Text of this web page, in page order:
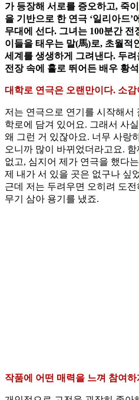
가 등장해 서로를 증오하고, 죽
을 기반으로 한 연극 ‘일리아드
무대에 선다. 그녀는 100분간
이들을 태우는 말(馬)로, 초월적
세계를 생생하게 그려낸다. 두
전장 속에 홀로 뛰어든 배우 황
대학로 연극은 오랜만이다. 소감
저는 연극으로 연기를 시작해서
학로에 담겨 있어요. 그래서 사
왜 그런 거 있잖아요. 너무 사랑
오니까 많이 바뀌었더라고요.
없고, 심지어 제가 연극을 했다
제 내가 서 있을 곳은 없구나 싶
근데 저는 두려우면 오히려 도
무기 삼아 용기를 냈죠.
작품에 어떤 매력을 느껴 참여하